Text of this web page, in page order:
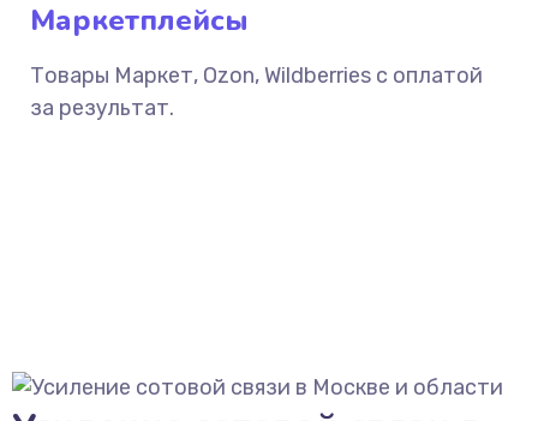
Маркетплейсы
Товары Маркет, Ozon, Wildberries с оплатой
за результат.